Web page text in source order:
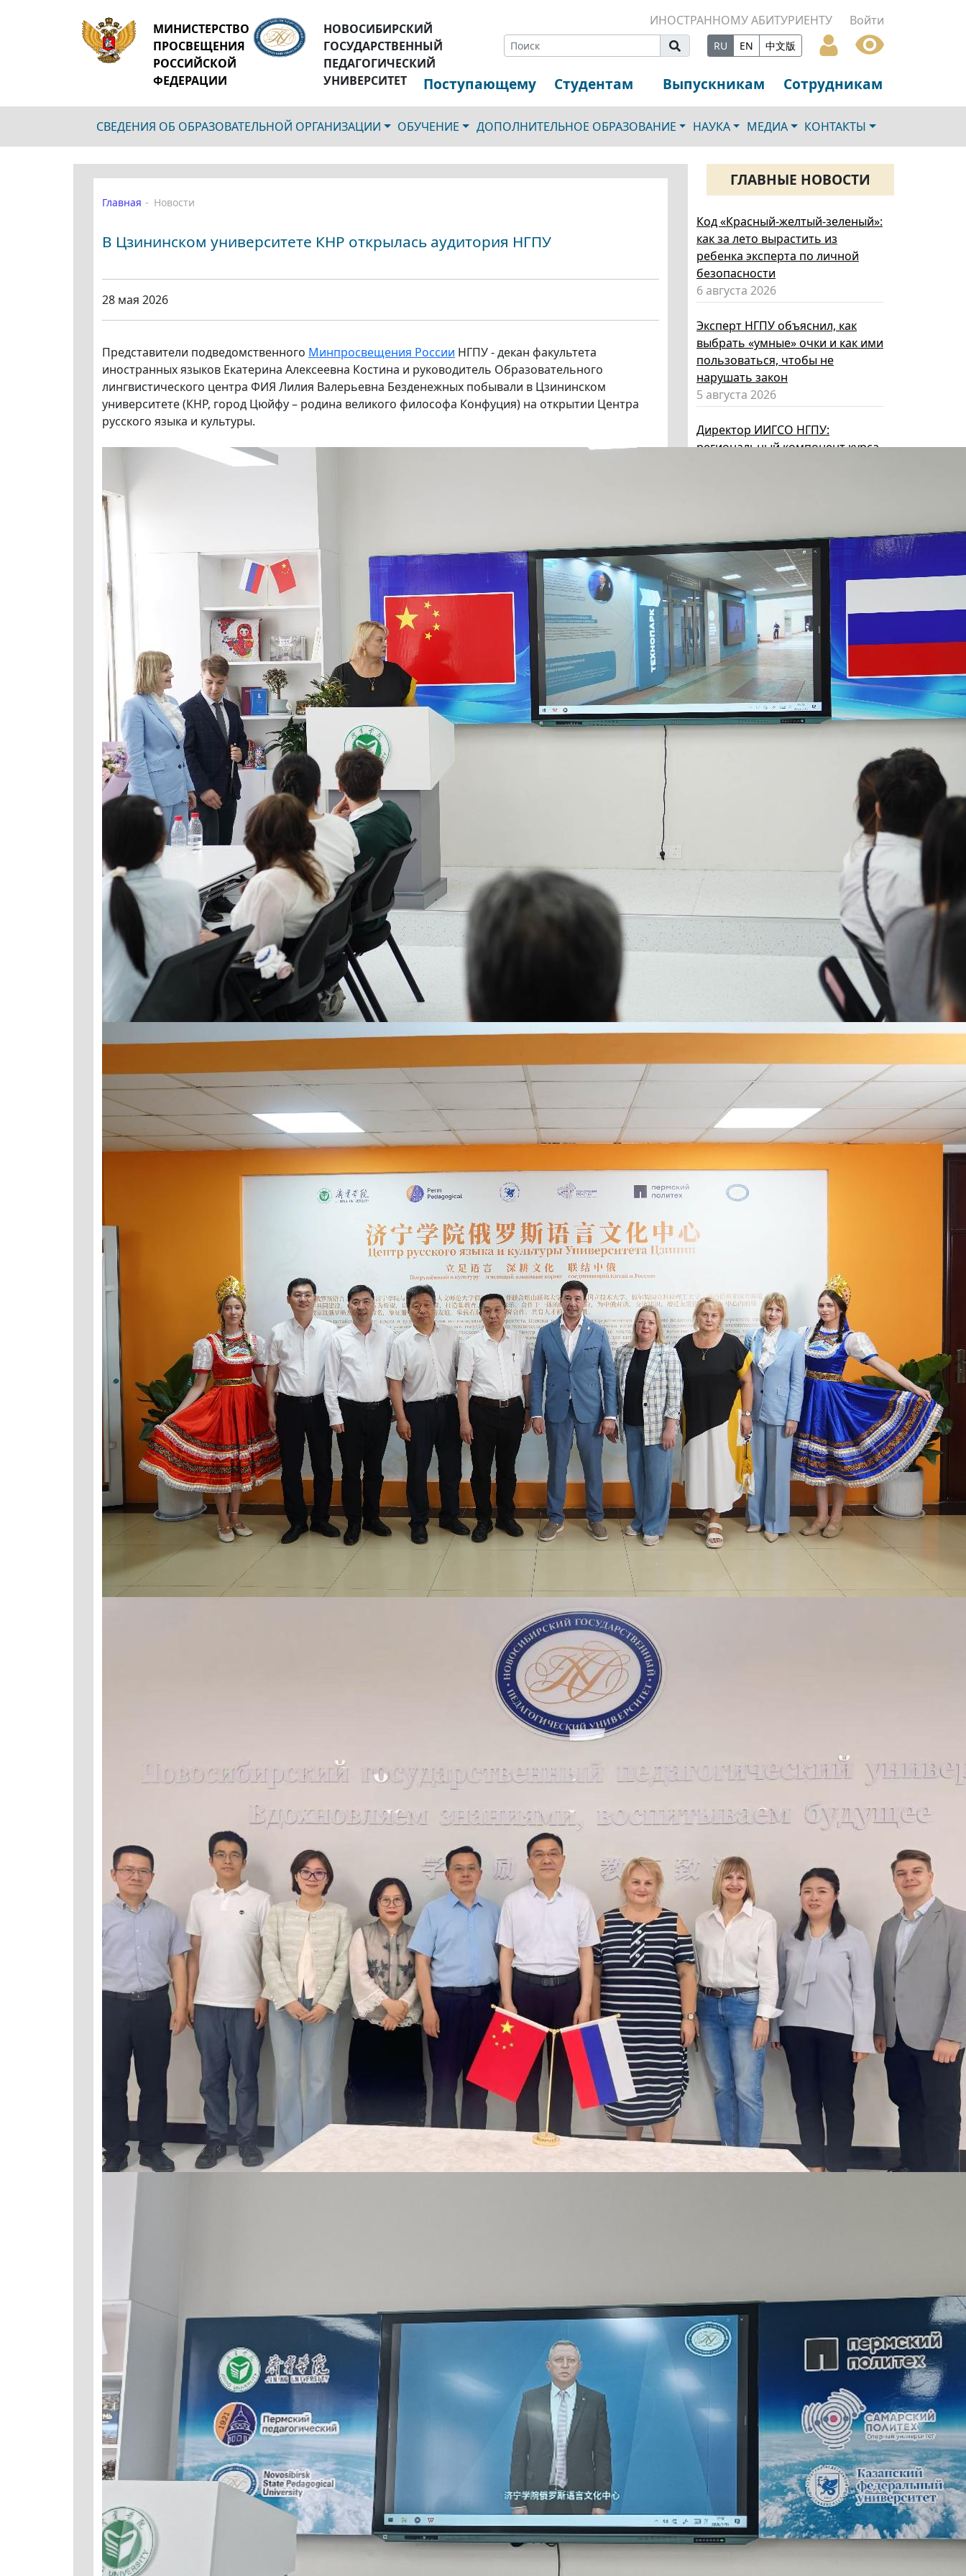
МИНИСТЕРСТВО
ПРОСВЕЩЕНИЯ
РОССИЙСКОЙ
ФЕДЕРАЦИИ
НОВОСИБИРСКИЙ
ГОСУДАРСТВЕННЫЙ
ПЕДАГОГИЧЕСКИЙ
УНИВЕРСИТЕТ
ИНОСТРАННОМУ АБИТУРИЕНТУ Войти
RU EN 中文版
Поступающему Студентам Выпускникам Сотрудникам
СВЕДЕНИЯ ОБ ОБРАЗОВАТЕЛЬНОЙ ОРГАНИЗАЦИИ ОБУЧЕНИЕ ДОПОЛНИТЕЛЬНОЕ ОБРАЗОВАНИЕ НАУКА МЕДИА КОНТАКТЫ
Главная Новости
В Цзининском университете КНР открылась аудитория НГПУ
28 мая 2026
Представители подведомственного Минпросвещения России НГПУ - декан факультета
иностранных языков Екатерина Алексеевна Костина и руководитель Образовательного
лингвистического центра ФИЯ Лилия Валерьевна Безденежных побывали в Цзининском
университете (КНР, город Цюйфу – родина великого философа Конфуция) на открытии Центра
русского языка и культуры.
ГЛАВНЫЕ НОВОСТИ
Код «Красный-желтый-зеленый»:
как за лето вырастить из
ребенка эксперта по личной
безопасности
6 августа 2026
Эксперт НГПУ объяснил, как
выбрать «умные» очки и как ими
пользоваться, чтобы не
нарушать закон
5 августа 2026
Директор ИИГСО НГПУ:
региональный компонент курса
НГПУ ждет первокурсников на
собрания по зачислению
4 августа 2026
В НГПУ состоялось зачисление
первокурсников по целевой,
отдельной и особой квотам
3 августа 2026
Сергей Кравцов: в курс «Россия –
мои горизонты» с 2026/27